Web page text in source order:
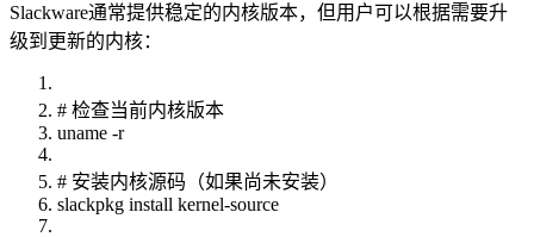
Slackware通常提供稳定的内核版本，但用户可以根据需要升
级到更新的内核：
# 检查当前内核版本
uname -r
# 安装内核源码（如果尚未安装）
slackpkg install kernel-source